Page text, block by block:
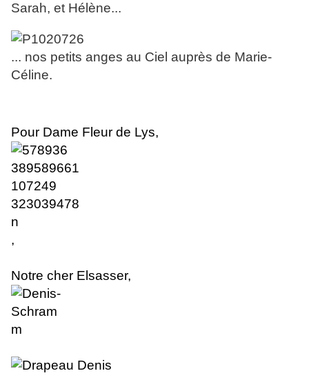
Sarah, et Hélène...
... nos petits anges au Ciel auprès de Marie-
Céline.
Pour Dame Fleur de Lys,
,
Notre cher Elsasser,